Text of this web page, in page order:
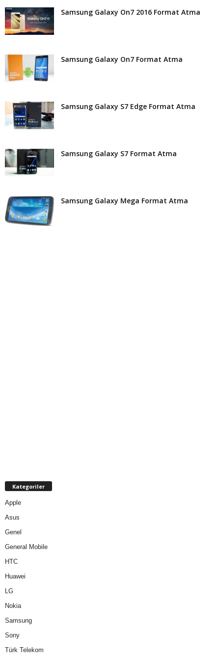
Samsung Galaxy On7 2016 Format Atma
Samsung Galaxy On7 Format Atma
Samsung Galaxy S7 Edge Format Atma
Samsung Galaxy S7 Format Atma
Samsung Galaxy Mega Format Atma
Kategoriler
Apple
Asus
Genel
General Mobile
HTC
Huawei
LG
Nokia
Samsung
Sony
Türk Telekom